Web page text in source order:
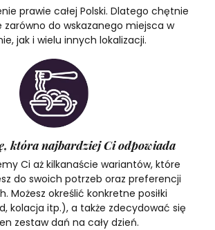
prawie całej Polski. Dlatego chętnie
zarówno do wskazanego miejsca w
jak i wielu innych lokalizacji.
która najbardziej Ci odpowiada
Ci aż kilkanaście wariantów, które
do swoich potrzeb oraz preferencji
Możesz określić konkretne posiłki
kolacja itp.), a także zdecydować się
zestaw dań na cały dzień.